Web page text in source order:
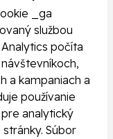
_ga
službou
počíta
a kampaniach a
používanie
analytický
Súbor